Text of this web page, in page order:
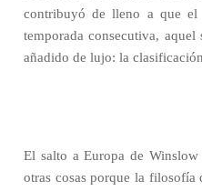
contribuyó de lleno a que el
temporada consecutiva,
añadido de lujo: la
El salto a Europa de
otras cosas porque la filosofía